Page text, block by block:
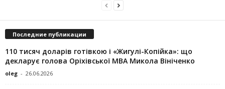
Последние публикации
110 тисяч доларів готівкою і «Жигулі-Копійка»: що
декларує голова Оріхівської МВА Микола Вініченко
oleg - 26.06.2026